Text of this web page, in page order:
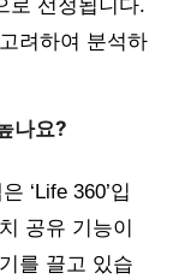
로 선정됩니다.
려하여 분석하
나요?
‘Life 360’입
공유 기능이
를 끌고 있습